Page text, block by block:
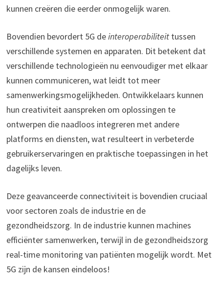
kunnen creëren die eerder onmogelijk waren.
Bovendien bevordert 5G deinteroperabiliteittussen
verschillende systemen en apparaten. Dit betekent dat
verschillende technologieën nu eenvoudiger met elkaar
kunnen communiceren, wat leidt tot meer
samenwerkingsmogelijkheden. Ontwikkelaars kunnen
hun creativiteit aanspreken om oplossingen te
ontwerpen die naadloos integreren met andere
platforms en diensten, wat resulteert in verbeterde
gebruikerservaringen en praktische toepassingen in het
dagelijks leven.
Deze geavanceerde connectiviteit is bovendien cruciaal
voor sectoren zoals de industrie en de
gezondheidszorg. In de industrie kunnen machines
efficiënter samenwerken, terwijl in de gezondheidszorg
real-time monitoring van patiënten mogelijk wordt. Met
5G zijn de kansen eindeloos!